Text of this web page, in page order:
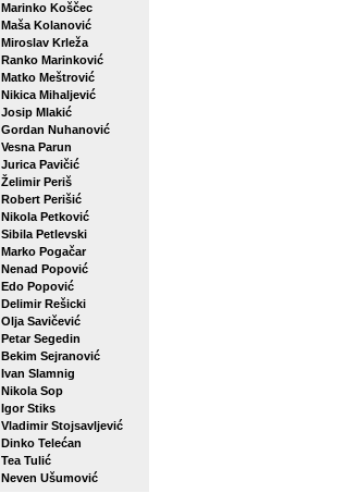
Marinko Koščec
Maša Kolanović
Miroslav Krleža
Ranko Marinković
Matko Meštrović
Nikica Mihaljević
Josip Mlakić
Gordan Nuhanović
Vesna Parun
Jurica Pavičić
Želimir Periš
Robert Perišić
Nikola Petković
Sibila Petlevski
Marko Pogačar
Nenad Popović
Edo Popović
Delimir Rešicki
Olja Savičević
Petar Segedin
Bekim Sejranović
Ivan Slamnig
Nikola Sop
Igor Stiks
Vladimir Stojsavljević
Dinko Telećan
Tea Tulić
Neven Ušumović